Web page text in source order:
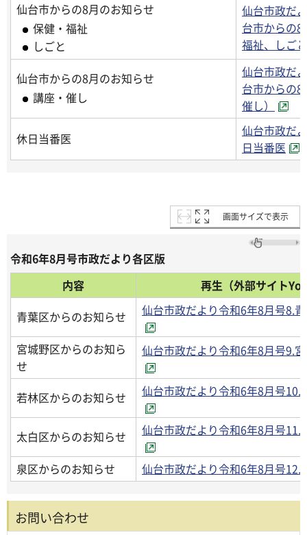
仙台市からの8月のお知らせ
保健・福祉
しごと
仙台市政だ
台市からの
福祉、しご
仙台市からの8月のお知らせ
講座・催し
仙台市政だ
台市からの
催し）
休日当番医
仙台市政だ
日当番医
画面サイズで表示
令和6年8月号市政だより各区版
内容
再生（外部サイト
青葉区からのお知らせ
仙台市政だより令和6年8月号8.
宮城野区からのお知ら
せ
仙台市政だより令和6年8月号9.
若林区からのお知らせ 仙台市政だより令和6年8月号10.
太白区からのお知らせ 仙台市政だより令和6年8月号11.
泉区からのお知らせ 仙台市政だより令和6年8月号12.
お問い合わせ